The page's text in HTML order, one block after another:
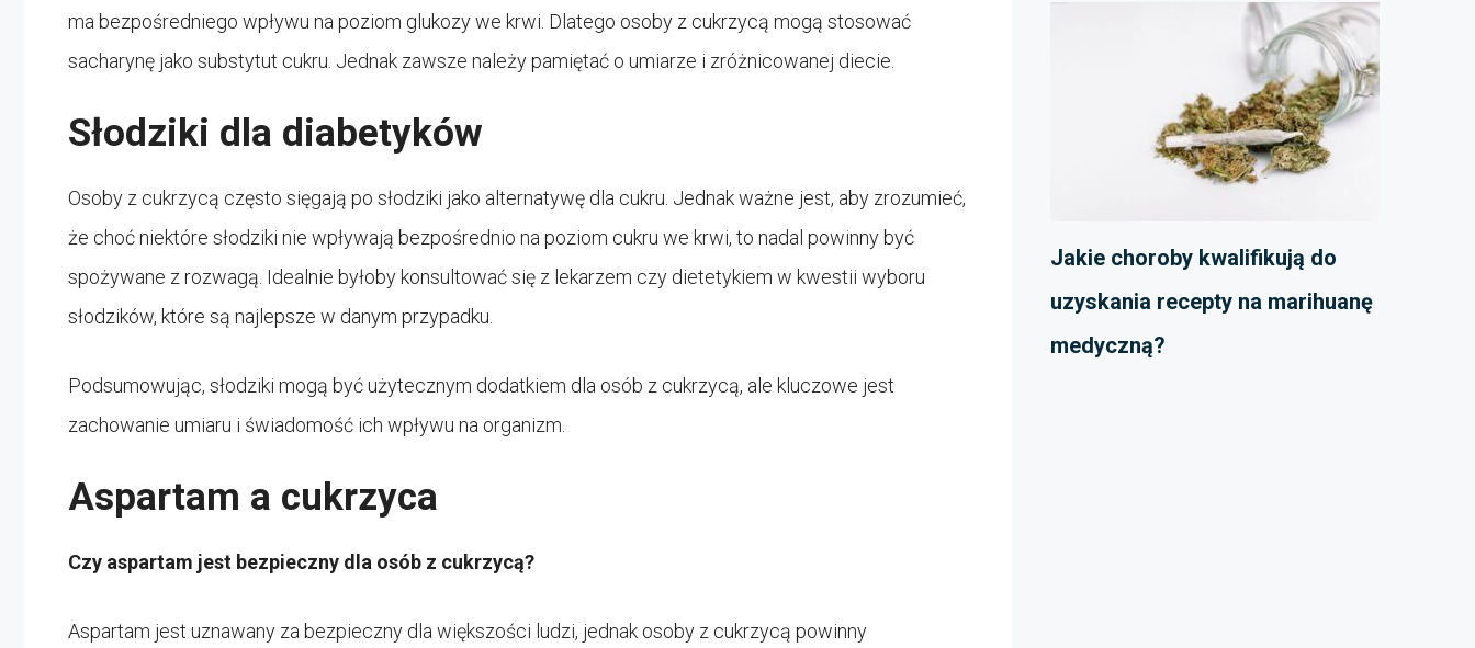
ma bezpośredniego wpływu na poziom glukozy we krwi. Dlatego osoby z cukrzycą mogą stosować
sacharynę jako substytut cukru. Jednak zawsze należy pamiętać o umiarze i zróżnicowanej diecie.
Słodziki dla diabetyków
Osoby z cukrzycą często sięgają po słodziki jako alternatywę dla cukru. Jednak ważne jest, aby zrozumieć,
że choć niektóre słodziki nie wpływają bezpośrednio na poziom cukru we krwi, to nadal powinny być
spożywane z rozwagą. Idealnie byłoby konsultować się z lekarzem czy dietetykiem w kwestii wyboru
słodzików, które są najlepsze w danym przypadku.
Podsumowując, słodziki mogą być użytecznym dodatkiem dla osób z cukrzycą, ale kluczowe jest
zachowanie umiaru i świadomość ich wpływu na organizm.
Aspartam a cukrzyca
Czy aspartam jest bezpieczny dla osób z cukrzycą?
Aspartam jest uznawany za bezpieczny dla większości ludzi, jednak osoby z cukrzycą powinny
Jakie choroby kwalifikują do
uzyskania recepty na marihuanę
medyczną?